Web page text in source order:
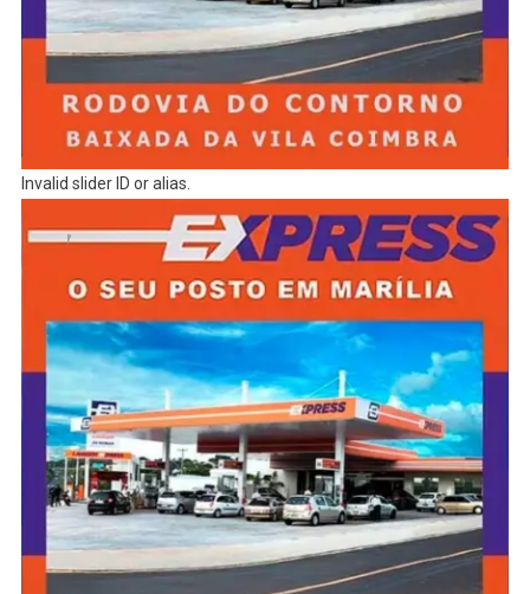
Invalid slider ID or alias.